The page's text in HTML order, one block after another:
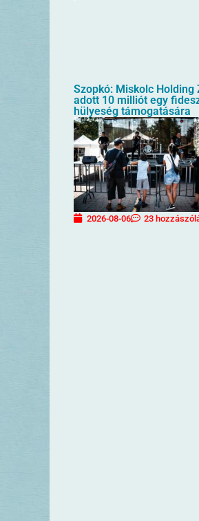
Szopkó: Miskolc Holding
adott 10 milliót egy
hülyeség támogatására
2026-08-06 23